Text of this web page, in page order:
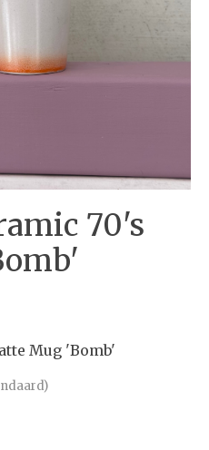
70's
Mug 'Bomb'